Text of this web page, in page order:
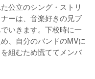
公立のシング・ストリ
ーは、音楽好きの兄ブ
いきます。下校時に一
、自分のバンドのMVに
組むため慌ててメンバ